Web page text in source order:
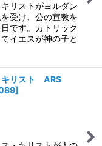
リストがヨルダン
受け、公の宣教を
です。カトリック
イエスが神の子と
リスト ARS
]